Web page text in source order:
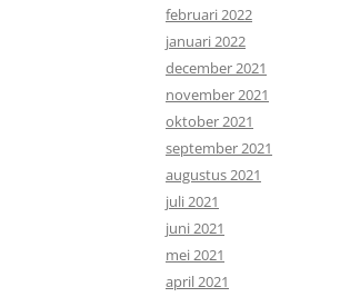
februari 2022
januari 2022
december 2021
november 2021
oktober 2021
september 2021
augustus 2021
juli 2021
juni 2021
mei 2021
april 2021